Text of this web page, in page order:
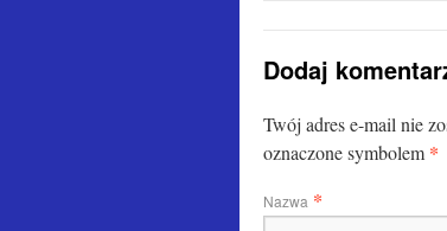
Dodaj
Twój adres e-mail nie
oznaczone symbolem *
Nazwa *